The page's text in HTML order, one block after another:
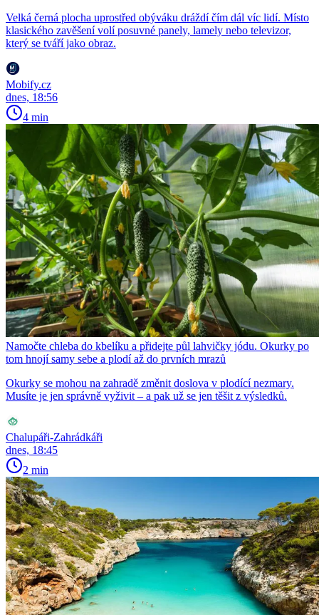
Velká černá plocha uprostřed obýváku dráždí čím dál víc lidí. Místo
klasického zavěšení volí posuvné panely, lamely nebo televizor,
který se tváří jako obraz.
Mobify.cz
dnes, 18:56
4 min
Namočte chleba do kbelíku a přidejte půl lahvičky jódu. Okurky po
tom hnojí samy sebe a plodí až do prvních mrazů
Okurky se mohou na zahradě změnit doslova v plodící nezmary.
Musíte je jen správně vyživit – a pak už se jen těšit z výsledků.
Chalupáři-Zahrádkáři
dnes, 18:45
2 min